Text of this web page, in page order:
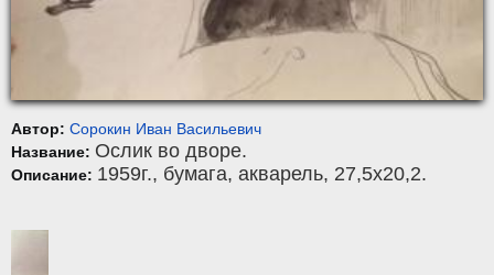
Автор: Сорокин Иван Васильевич
Название: Ослик во дворе.
Описание: 1959г., бумага, акварель, 27,5x20,2.